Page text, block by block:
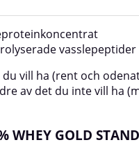
vasslepeptider
vill ha (rent och
av det du inte vill ha
WHEY GOLD